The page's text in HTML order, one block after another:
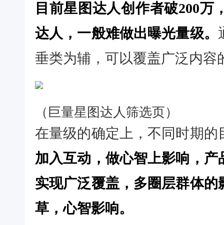
目前星图达人创作者破200
达人，一般难做出曝光量级。
垂类为辅，可以覆盖广泛内容
（巨量星图达人筛选页）
在量级的确定上，不同时期的
加入互动，做心智上影响，
实现广泛覆盖，多圈层群体
草，心智影响。